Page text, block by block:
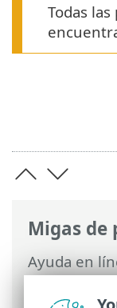
Migas de
Ayuda en
On-Prem>
ESET
Todas